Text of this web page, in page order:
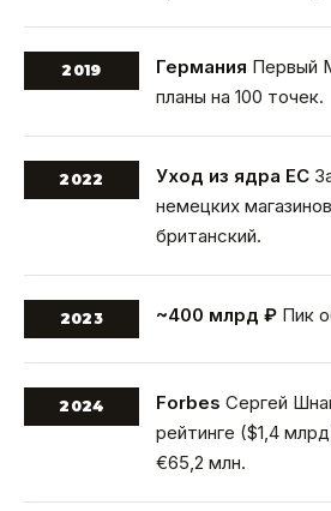
2019 Германия Первый
планы на 100 точек.
2022 Уход из ядра ЕС
немецких
британский.
2023 ~400 млрд ₽ Пик
2024 Forbes Сергей
рейтинге ($1,4
€65,2 млн.